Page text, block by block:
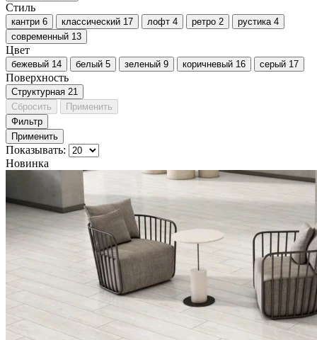
Стиль
кантри 6 классический 17 лофт 4 ретро 2 рустика 4
современный 13
Цвет
бежевый 14 белый 5 зеленый 9 коричневый 16 серый 17
Поверхность
Cтруктурная 21
Сбросить
Применить
Фильтр
Применить
Показывать:
Новинка